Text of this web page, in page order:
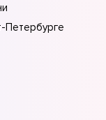
Петербурге